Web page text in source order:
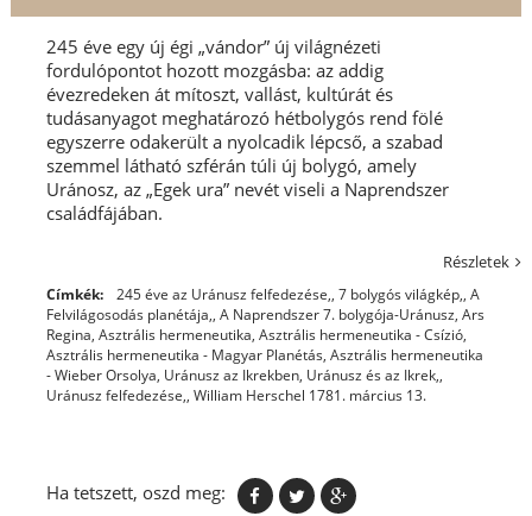
245 éve egy új égi „vándor” új világnézeti
fordulópontot hozott mozgásba: az addig
évezredeken át mítoszt, vallást, kultúrát és
tudásanyagot meghatározó hétbolygós rend fölé
egyszerre odakerült a nyolcadik lépcső, a szabad
szemmel látható szférán túli új bolygó, amely
Uránosz, az „Egek ura” nevét viseli a Naprendszer
családfájában.
Részletek
Címkék: 245 éve az Uránusz felfedezése,, 7 bolygós világkép,, A
Felvilágosodás planétája,, A Naprendszer 7. bolygója-Uránusz, Ars
Regina, Asztrális hermeneutika, Asztrális hermeneutika - Csízió,
Asztrális hermeneutika - Magyar Planétás, Asztrális hermeneutika
- Wieber Orsolya, Uránusz az Ikrekben, Uránusz és az Ikrek,,
Uránusz felfedezése,, William Herschel 1781. március 13.
Ha tetszett, oszd meg: